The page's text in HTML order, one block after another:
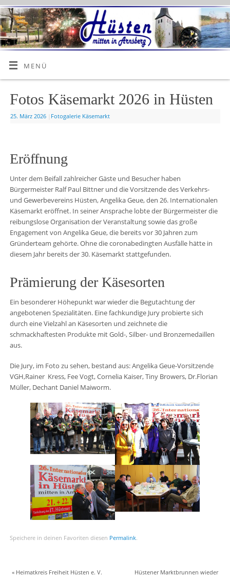
MENÜ
Fotos Käsemarkt 2026 in Hüsten
25. März 2026 Fotogalerie Käsemarkt
Eröffnung
Unter dem Beifall zahlreicher Gäste und Besucher haben
Bürgermeister Ralf Paul Bittner und die Vorsitzende des Verkehrs-
und Gewerbevereins Hüsten, Angelika Geue, den 26. Internationalen
Käsemarkt eröffnet. In seiner Ansprache lobte der Bürgermeister die
reibungslose Organisation der Veranstaltung sowie das große
Engagement von Angelika Geue, die bereits vor 30 Jahren zum
Gründerteam gehörte. Ohne die coronabedingten Ausfälle hätte in
diesem Jahr bereits der 30. Käsemarkt stattgefunden.
Prämierung der Käsesorten
Ein besonderer Höhepunkt war wieder die Begutachtung der
angebotenen Spezialitäten. Eine fachkundige Jury probierte sich
durch eine Vielzahl an Käsesorten und zeichnete die
schmackhaftesten Produkte mit Gold-, Silber- und Bronzemedaillen
aus.
Die Jury, im Foto zu sehen, bestand aus: Angelika Geue-Vorsitzende
VGH,Rainer Kress, Fee Vogt, Cornelia Kaiser, Tiny Browers, Dr.Florian
Müller, Dechant Daniel Maiworm.
Speichere in deinen Favoriten diesen Permalink.
«Heimatkreis Freiheit Hüsten e. V.
Hüstener Marktbrunnen wieder